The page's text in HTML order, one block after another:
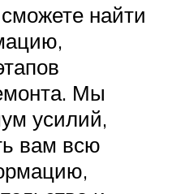
найти
Мы
усилий,
вам всю